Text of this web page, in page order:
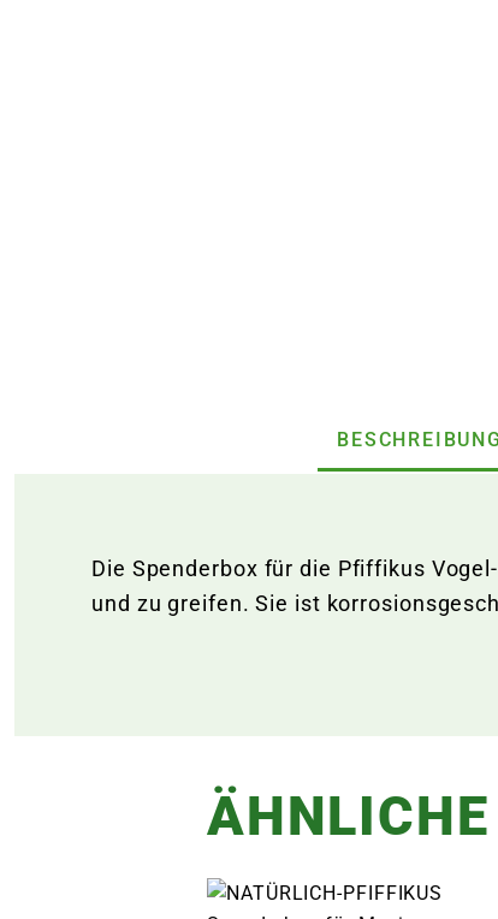
BESCHREIBUNG
Die Spenderbox für die Pfiffikus
und zu greifen. Sie ist